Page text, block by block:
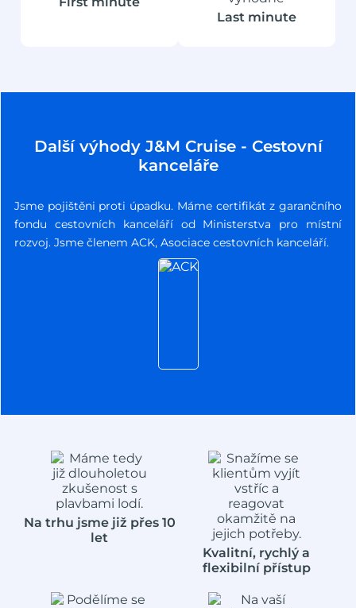
Last minute
Další výhody J&M Cruise - Cestovní
kanceláře
Jsme pojištěni proti úpadku. Máme certifikát z garančního
fondu cestovních kanceláří od Ministerstva pro místní
rozvoj. Jsme členem ACK, Asociace cestovních kanceláří.
Na trhu jsme již přes 10
let
Kvalitní, rychlý a
flexibilní přístup